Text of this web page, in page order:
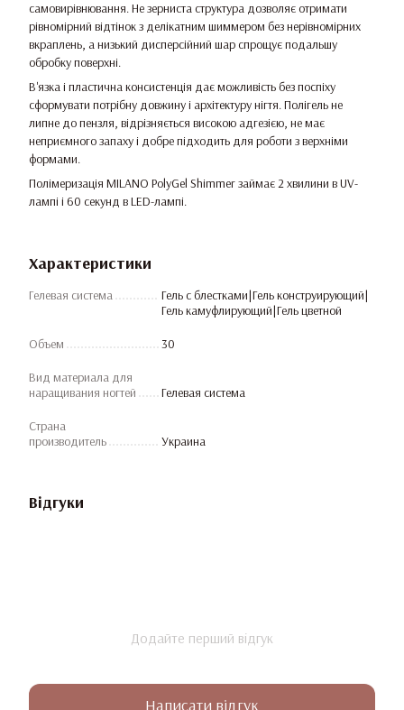
самовирівнювання. Не зерниста структура дозволяє отримати
рівномірний відтінок з делікатним шиммером без нерівномірних
вкраплень, а низький дисперсійний шар спрощує подальшу
обробку поверхні.
В'язка і пластична консистенція дає можливість без поспіху
сформувати потрібну довжину і архітектуру нігтя. Полігель не
липне до пензля, відрізняється високою адгезією, не має
неприємного запаху і добре підходить для роботи з верхніми
формами.
Полімеризація MILANO PolyGel Shimmer займає 2 хвилини в UV-
лампі і 60 секунд в LED-лампі.
Характеристики
Гелевая система
Гель с блестками|Гель конструирующий|
Гель камуфлирующий|Гель цветной
Объем 30
Вид материала для
наращивания ногтей
Гелевая система
Страна
производитель
Украина
Відгуки
Додайте перший відгук
Написати відгук